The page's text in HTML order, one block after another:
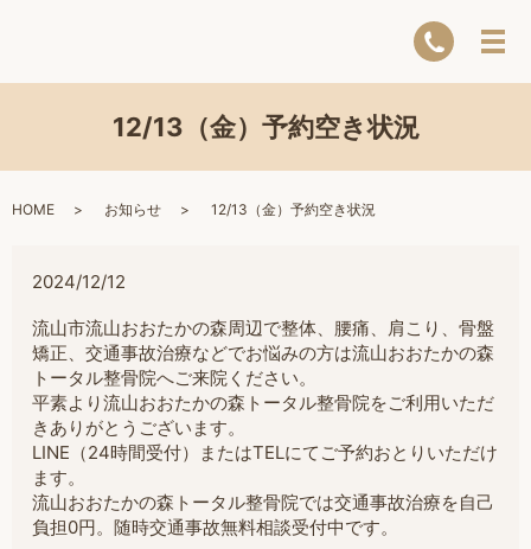
12/13（金）予約空き状況
HOME お知らせ 12/13（金）予約空き状況
2024/12/12
流山市流山おおたかの森周辺で整体、腰痛、肩こり、骨盤
矯正、交通事故治療などでお悩みの方は流山おおたかの森
トータル整骨院へご来院ください。
平素より流山おおたかの森トータル整骨院をご利用いただ
きありがとうございます。
LINE（24時間受付）またはTELにてご予約おとりいただけ
ます。
流山おおたかの森トータル整骨院では交通事故治療を自己
負担0円。随時交通事故無料相談受付中です。